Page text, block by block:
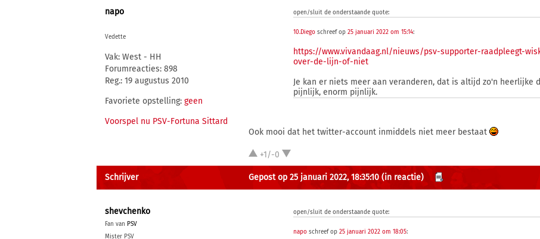
napo
Vedette
Vak: West - HH
Forumreacties: 898
Reg.: 19 augustus 2010
Favoriete opstelling: geen
Voorspel nu PSV-Fortuna Sittard
open/sluit de onderstaande quote:
10.Diego schreef op25 januari 2022 om 15:14:
https://www.vivandaag.nl/nieuws/psv-supporter-raadpleegt-
over-de-lijn-of-niet
Je kan er niets meer aan veranderen, dat is altijd zo'n heerlijke
pijnlijk, enorm pijnlijk.
Ook mooi dat het twitter-account inmiddels niet meer bestaat
+1/-0
Schrijver Gepost op 25 januari 2022, 18:35:10 (in reactie)
shevchenko
Fan van PSV
Mister PSV
open/sluit de onderstaande quote:
napo schreef op25 januari 2022 om 18:05: